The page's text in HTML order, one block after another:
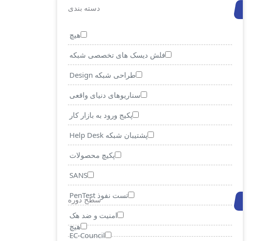
دسته بندی
هیچ
فلش دیسک های تخصصی شبکه
طراحی شبکه Design
سناریوهای دنیای واقعی
پکیج ورود به بازار کار
پشتیبان شبکه Help Desk
پکیچ محصولات
SANS
تست نفوذ PenTest
امنیت و ضد هک
EC-Council
سطح دوره
هیچ